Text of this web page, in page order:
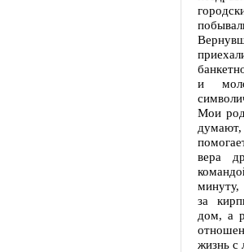
и
Мои
вера
минуту,
за
дом, а
жизнь с